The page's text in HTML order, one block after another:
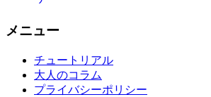
メニュー
チュートリアル
大人のコラム
プライバシーポリシー